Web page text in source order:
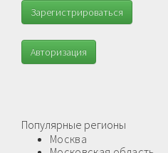
Зарегистрироваться
Авторизация
Популярные регионы
Москва